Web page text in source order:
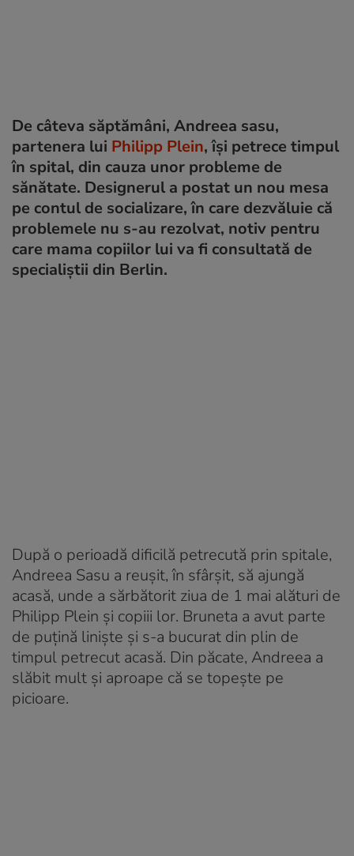
De câteva săptămâni, Andreea sasu,
partenera lui Philipp Plein, își petrece timpul
în spital, din cauza unor probleme de
sănătate. Designerul a postat un nou mesa
pe contul de socializare, în care dezvăluie că
problemele nu s-au rezolvat, notiv pentru
care mama copiilor lui va fi consultată de
specialiștii din Berlin.
După o perioadă dificilă petrecută prin spitale,
Andreea Sasu a reușit, în sfârșit, să ajungă
acasă, unde a sărbătorit ziua de 1 mai alături de
Philipp Plein și copiii lor. Bruneta a avut parte
de puțină liniște și s-a bucurat din plin de
timpul petrecut acasă. Din păcate, Andreea a
slăbit mult și aproape că se topește pe
picioare.